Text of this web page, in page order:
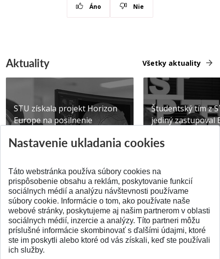
Áno Nie
Aktuality Všetky aktuality
STU získala projekt Horizon
Europe na posilnenie
Publikované 31.07.2026
Študentský tím z
jediný zastupoval
Publikované
SPÄŤ NA VRCH
Nastavenie ukladania cookies
Táto webstránka používa súbory cookies na
prispôsobenie obsahu a reklám, poskytovanie funkcií
sociálnych médií a analýzu návštevnosti používame
súbory cookie. Informácie o tom, ako používate naše
webové stránky, poskytujeme aj našim partnerom v oblasti
sociálnych médií, inzercie a analýzy. Títo partneri môžu
príslušné informácie skombinovať s ďalšími údajmi, ktoré
ste im poskytli alebo ktoré od vás získali, keď ste používali
ich služby.